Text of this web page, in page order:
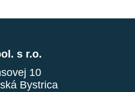
s r.o.
10
Bystrica